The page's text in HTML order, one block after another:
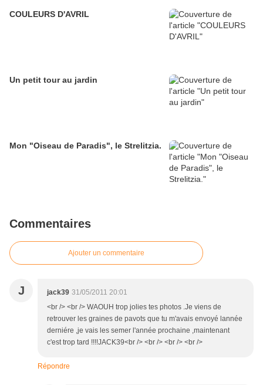
COULEURS D'AVRIL
Un petit tour au jardin
Mon "Oiseau de Paradis", le Strelitzia.
Commentaires
Ajouter un commentaire
J jack39 31/05/2011 20:01
<br /> <br /> WAOUH trop jolies tes photos .Je viens de
retrouver les graines de pavots que tu m'avais envoyé lannée
derniére ,je vais les semer l'année prochaine ,maintenant
c'est trop tard !!!!JACK39<br /> <br /> <br /> <br />
Répondre